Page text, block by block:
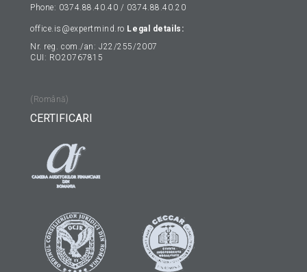
Phone: 0374.88.40.40 / 0374.88.40.20
office.is@expertmind.ro Legal details:
Nr. reg. com./an: J22/255/2007
CUI: RO20767815
(Română)
CERTIFICARI